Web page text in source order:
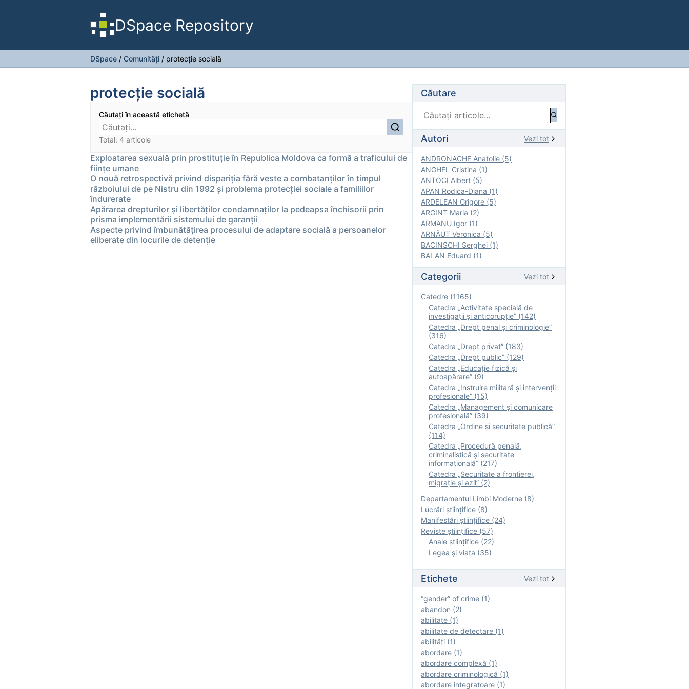
DSpace Repository
DSpace / Comunități / protecţie socială
protecţie socială
Căutați în această etichetă
Total: 4 articole
Exploatarea sexuală prin prostituție în Republica Moldova ca formă a traficului de
ființe umane
O nouă retrospectivă privind dispariția fără veste a combatanților în timpul
războiului de pe Nistru din 1992 și problema protecției sociale a familiilor
îndurerate
Apărarea drepturilor şi libertăţilor condamnaţilor la pedeapsa închisorii prin
prisma implementării sistemului de garanţii
Aspecte privind îmbunătățirea procesului de adaptare socială a persoanelor
eliberate din locurile de detenţie
Căutare
Autori Vezi tot
ANDRONACHE Anatolie (5)
ANGHEL Cristina (1)
ANTOCI Albert (5)
APAN Rodica-Diana (1)
ARDELEAN Grigore (5)
ARGINT Maria (2)
ARMANU Igor (1)
ARNĂUT Veronica (5)
BACINSCHI Serghei (1)
BALAN Eduard (1)
Categorii Vezi tot
Catedre (1165)
Catedra „Activitate specială de
investigaţii şi anticorupție” (142)
Catedra „Drept penal și criminologie”
(316)
Catedra „Drept privat” (183)
Catedra „Drept public” (129)
Catedra „Educație fizică şi
autoapărare” (9)
Catedra „Instruire militară şi intervenţii
profesionale” (15)
Catedra „Management și comunicare
profesională” (39)
Catedra „Ordine și securitate publică”
(114)
Catedra „Procedură penală,
criminalistică și securitate
informațională” (217)
Catedra „Securitate a frontierei,
migrație și azil” (2)
Departamentul Limbi Moderne (8)
Lucrări științifice (8)
Manifestări ştiinţifice (24)
Reviste ştiinţifice (57)
Anale ştiinţifice (22)
Legea şi viaţa (35)
Etichete Vezi tot
“gender” of crime (1)
abandon (2)
abilitate (1)
abilitate de detectare (1)
abilităţi (1)
abordare (1)
abordare complexă (1)
abordare criminologică (1)
abordare integratoare (1)